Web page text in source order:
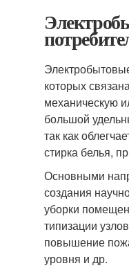
которых
механическую
большой
так как
стирка белья,
Основными
создания
уборки
типизации
повышение
уровня и др.